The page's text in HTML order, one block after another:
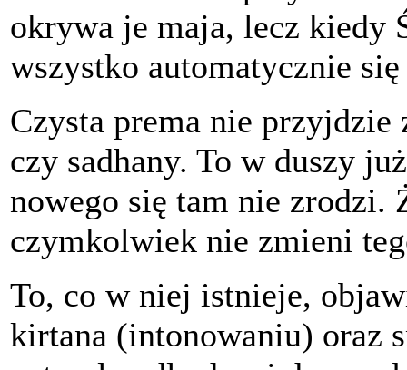
okrywa je maja, lecz kiedy
wszystko automatycznie
Czysta prema nie przyjdzie
czy sadhany. To w duszy
nowego się tam nie
czymkolwiek nie zmieni
To, co w niej istnieje,
kirtana (intonowaniu) oraz